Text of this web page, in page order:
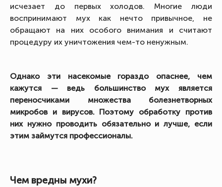
исчезает до первых холодов. Многие люди
воспринимают мух как нечто привычное, не
обращают на них особого внимания и считают
процедуру их уничтожения чем-то ненужным.
Однако эти насекомые гораздо опаснее, чем
кажутся — ведь большинство мух является
переносчиками множества болезнетворных
микробов и вирусов. Поэтому обработку против
них нужно проводить обязательно и лучше, если
этим займутся профессионалы.
Чем вредны мухи?